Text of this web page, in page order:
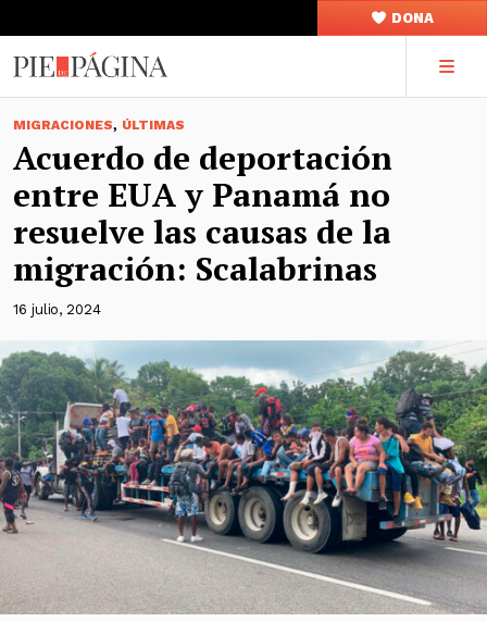
DONA
MIGRACIONES, ÚLTIMAS
Acuerdo de deportación
entre EUA y Panamá no
resuelve las causas de la
migración: Scalabrinas
16 julio, 2024